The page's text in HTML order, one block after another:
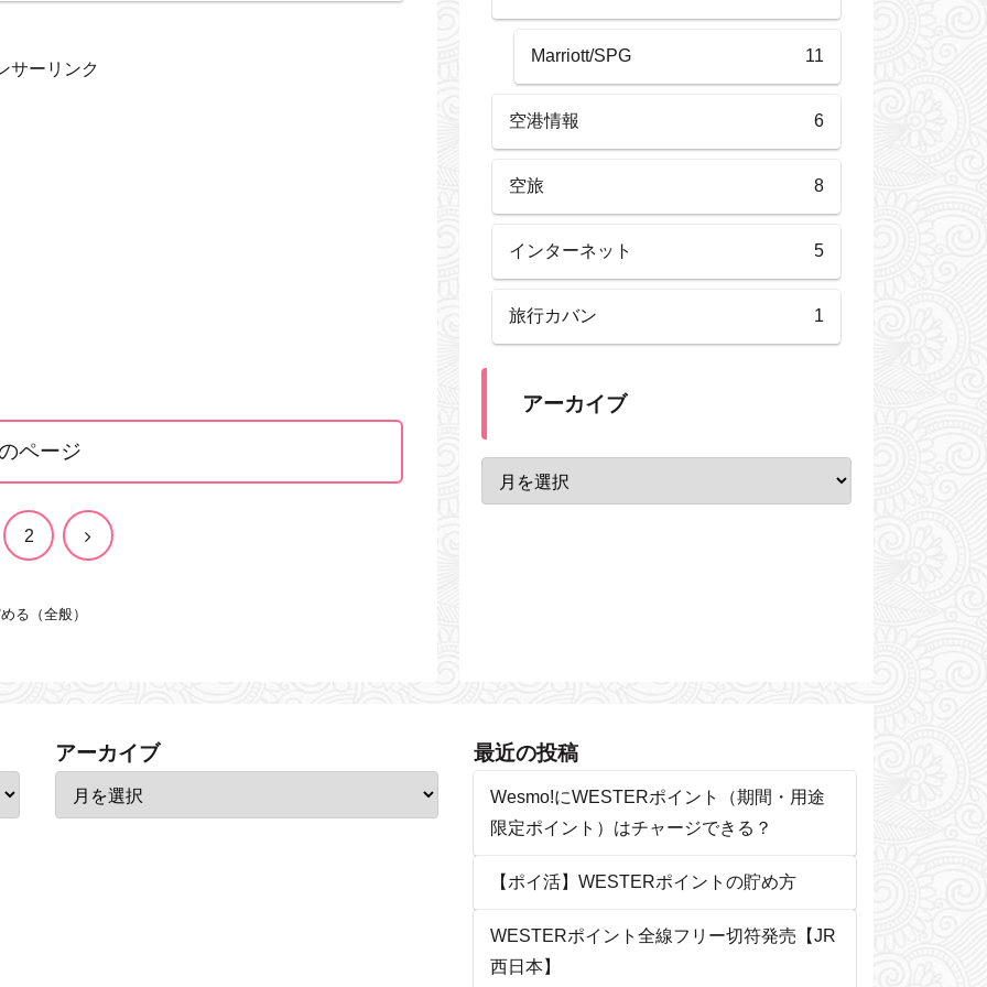
サーリンク
ページ
2 次
る（全般）
Marriott/SPG 11
空港情報 6
空旅 8
インターネット 5
旅行カバン 1
アーカイブ
アーカイブ 最近の投稿
Wesmo!にWESTERポイント（期間・用途
限定ポイント）はチャージできる？
【ポイ活】WESTERポイントの貯め方
WESTERポイント全線フリー切符発売【JR
西日本】